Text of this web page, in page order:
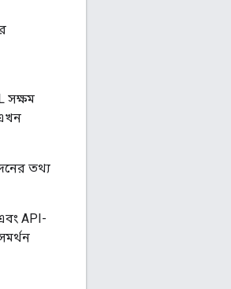
সক্ষম
তথ্য
API-